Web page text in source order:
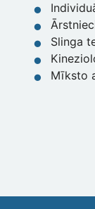
Slinga
Mīksto